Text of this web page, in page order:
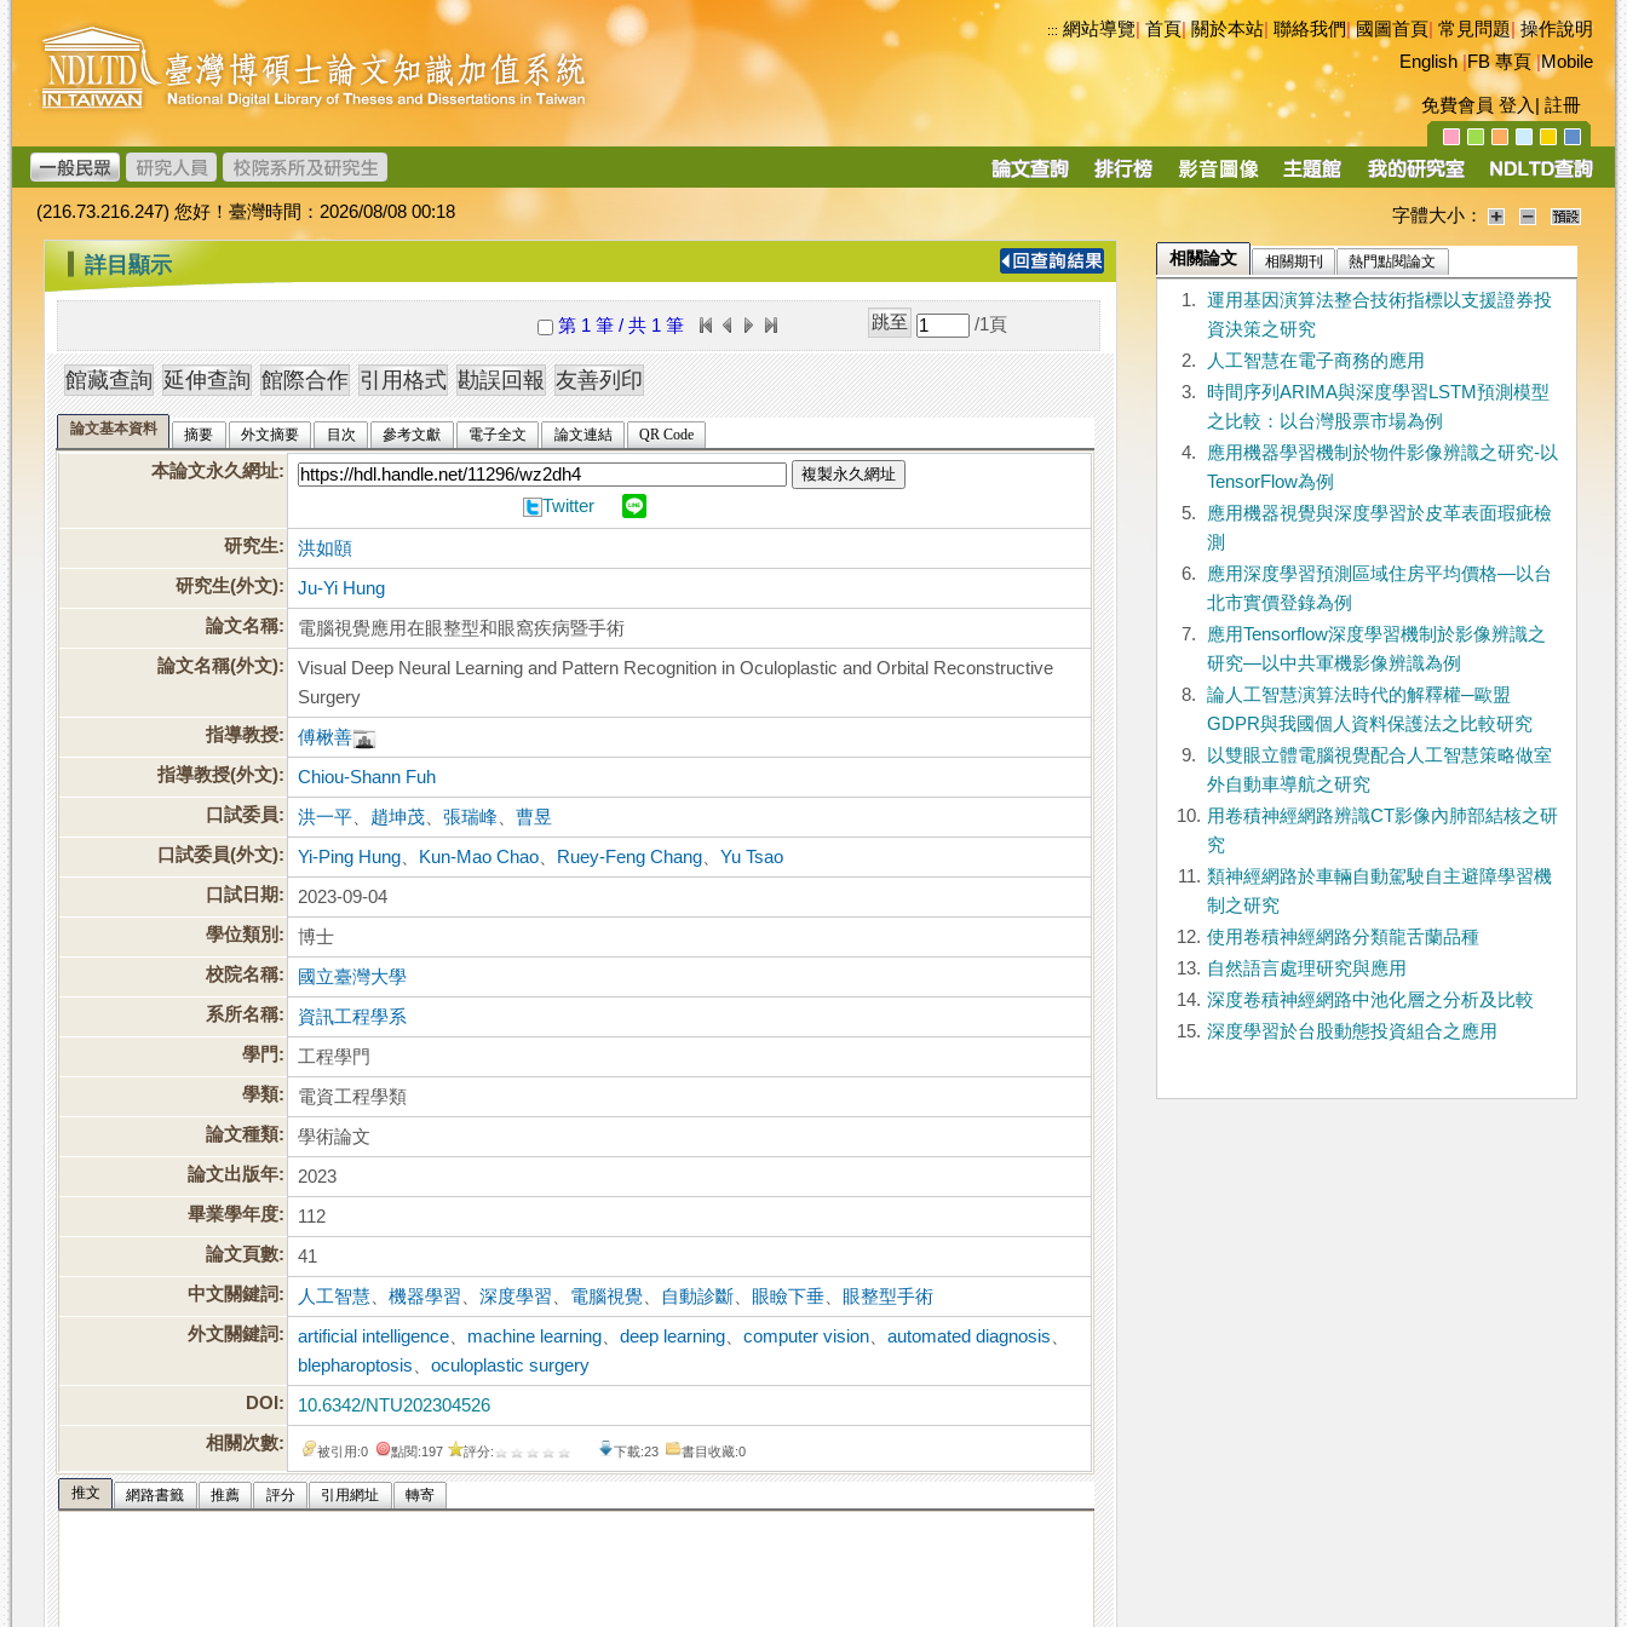
跳
到
主
要
內
容
臺
灣
博
碩
士
論
文
加
值
系
統
::: 網站導覽|首頁|關於本站 聯絡我們|國圖首頁 常見問題|操作說明
English|FB 專頁|Mobile
免費會員 登入 註冊
導
(216.73.216.247) 您好！臺灣時間：2026/08/08 00:18 字體大小：
::: 詳目顯示
第 1 筆 / 共 1 筆 /1 頁
論文基本資料 摘要 外文摘要 目次 參考文獻 電子全文 論文連結 QR Code
本論文永久網址: 複製永久網址
Twitter
研究生:
洪如頤
研究生(外文):
Ju-Yi Hung
論文名稱:
電腦視覺應用在眼整型和眼窩疾病暨手術
論文名稱(外文):
Visual Deep Neural Learning and Pattern Recognition in Oculoplastic and Orbital Reconstructive
Surgery
指導教授:
傅楸善
指導教授(外文):
Chiou-Shann Fuh
口試委員:
洪一平 趙坤茂 、張瑞峰 、曹昱
口試委員(外文):
Yi-Ping Hung Kun-Mao Chao Ruey-Feng Chang 、Yu Tsao
口試日期:
2023-09-04
學位類別:
博士
校院名稱:
國立臺灣大學
系所名稱:
資訊工程學系
學門:
工程學門
學類:
電資工程學類
論文種類:
學術論文
論文出版年:
2023
畢業學年度:
112
論文頁數:
41
中文關鍵詞:
人工智慧 、機器學習 、深度學習 電腦視覺 自動診斷 眼瞼下垂
眼整型手術
外文關鍵詞:
artificial intelligence machine learning 、deep learning 、computer vision 、automated diagnosis
blepharoptosis 、oculoplastic surgery
DOI:
10.6342/NTU202304526
相關次數:
被引用:0 點閱:197 評分: 下載:23 書目收藏:0
推文 網路書籤 推薦 評分 引用網址 轉寄
相關論文 相關期刊 熱門點閱論文
1.
運用基因演算法整合技術指標以支援證券投
資決策之研究
2.
人工智慧在電子商務的應用
3.
時間序列ARIMA與深度學習LSTM預測模型
之比較：以台灣股票市場為例
4.
應用機器學習機制於物件影像辨識之研究-以
TensorFlow為例
5.
應用機器視覺與深度學習於皮革表面瑕疵檢
測
6.
應用深度學習預測區域住房平均價格—以台
北市實價登錄為例
7.
應用Tensorflow深度學習機制於影像辨識之
研究—以中共軍機影像辨識為例
8.
論人工智慧演算法時代的解釋權─歐盟
GDPR與我國個人資料保護法之比較研究
9.
以雙眼立體電腦視覺配合人工智慧策略做室
外自動車導航之研究
10. 用卷積神經網路辨識CT影像內肺部結核之研
究
11. 類神經網路於車輛自動駕駛自主避障學習機
制之研究
12. 使用卷積神經網路分類龍舌蘭品種
13. 自然語言處理研究與應用
14. 深度卷積神經網路中池化層之分析及比較
15. 深度學習於台股動態投資組合之應用